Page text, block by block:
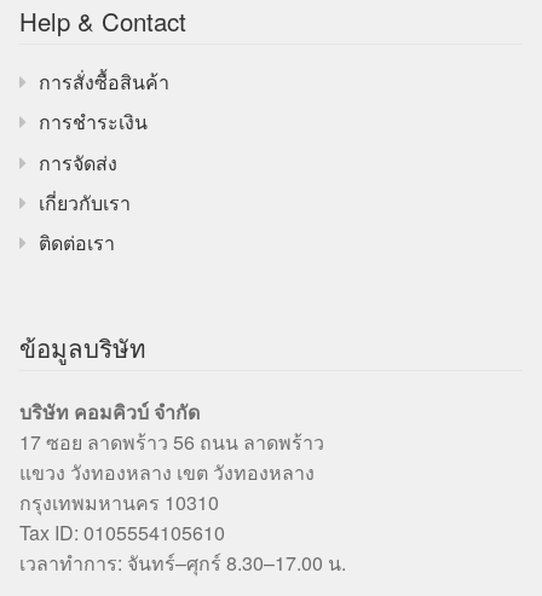
Help & Contact
การสั่งซื้อสินค้า
การชำระเงิน
การจัดส่ง
เกี่ยวกับเรา
ติดต่อเรา
ข้อมูลบริษัท
บริษัท คอมคิวบ์ จำกัด
17 ซอย ลาดพร้าว 56 ถนน ลาดพร้าว
แขวง วังทองหลาง เขต วังทองหลาง
กรุงเทพมหานคร 10310
Tax ID: 0105554105610
เวลาทำการ: จันทร์–ศุกร์ 8.30–17.00 น.